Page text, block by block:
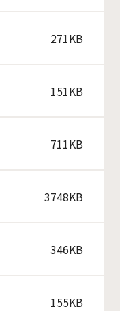
271KB
151KB
711KB
3748KB
346KB
155KB